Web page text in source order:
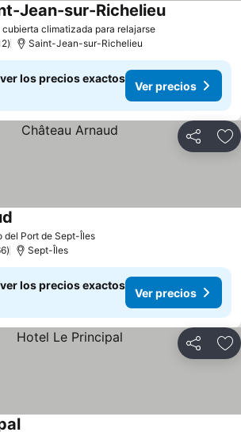
cubierta climatizada para relajarse
Jean-sur-Richelieu
Saint-Jean-sur-Richelieu
los precios exactos
Ver precios
Compartir
del Port de Sept-Îles
Sept-Îles
los precios exactos
Ver precios
Compartir